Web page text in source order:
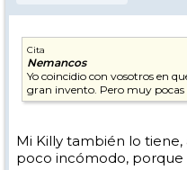
Cita
Nemancos
Yo coincidio con vosotros en
gran invento. Pero muy pocas
Mi Killy también lo
poco incómodo, porque